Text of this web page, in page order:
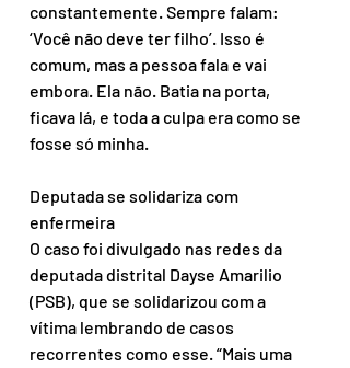
constantemente. Sempre falam:
‘Você não deve ter filho’. Isso é
comum, mas a pessoa fala e vai
embora. Ela não. Batia na porta,
ficava lá, e toda a culpa era como se
fosse só minha.
Deputada se solidariza com
enfermeira
O caso foi divulgado nas redes da
deputada distrital Dayse Amarilio
(PSB), que se solidarizou com a
vítima lembrando de casos
recorrentes como esse. “Mais uma